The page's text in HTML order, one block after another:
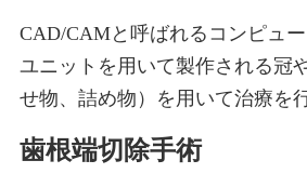
CAD/CAMと呼ばれるコンピュ
ユニットを用いて製作される冠
せ物、詰め物）を用いて治療を
歯根端切除手術